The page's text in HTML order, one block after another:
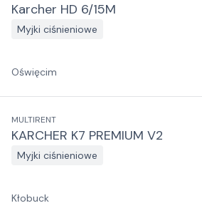
Karcher HD 6/15M
Myjki ciśnieniowe
Oświęcim
MULTIRENT
KARCHER K7 PREMIUM V2
Myjki ciśnieniowe
Kłobuck